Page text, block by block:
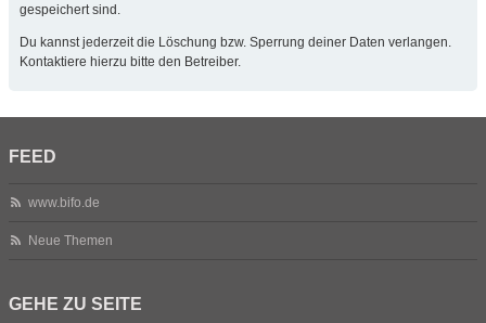
gespeichert sind.
Du kannst jederzeit die Löschung bzw. Sperrung deiner Daten verlangen.
Kontaktiere hierzu bitte den Betreiber.
FEED
www.bifo.de
Neue Themen
GEHE ZU SEITE